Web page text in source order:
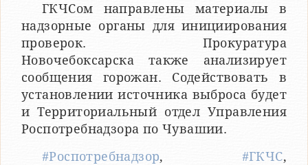
ГКЧСом направлены материалы в
надзорные органы для инициирования
проверок. Прокуратура
Новочебоксарска также анализирует
сообщения горожан. Содействовать в
установлении источника выброса будет
и Территориальный отдел Управления
Роспотребнадзора по Чувашии.
#Роспотребнадзор, #ГКЧС,